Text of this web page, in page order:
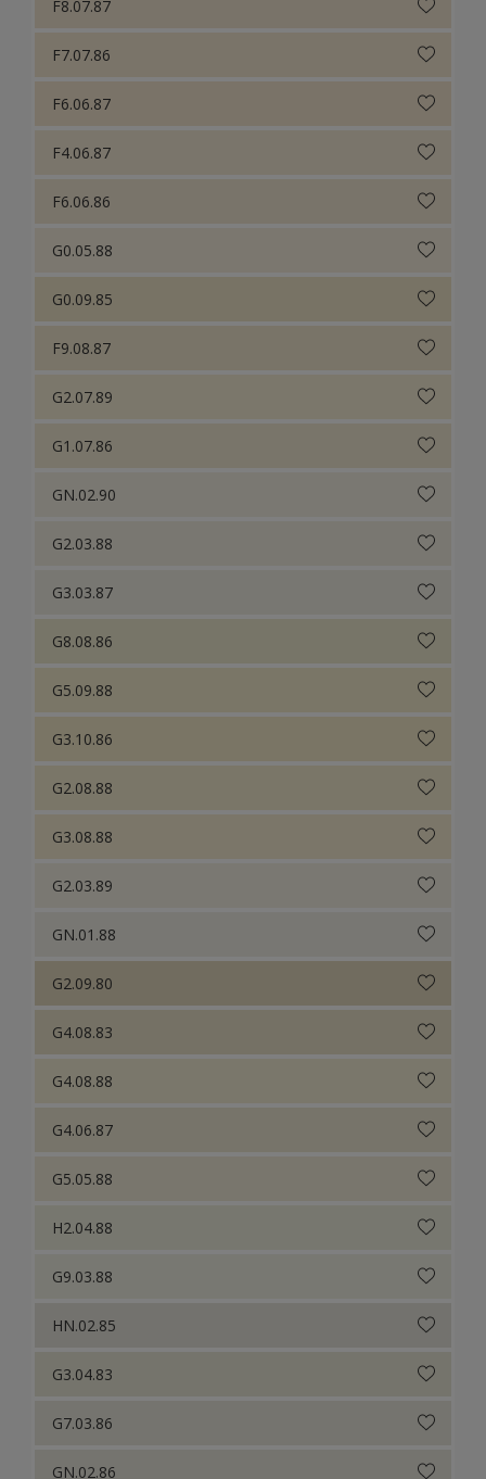
F8.07.87
F7.07.86
F6.06.87
F4.06.87
F6.06.86
G0.05.88
G0.09.85
F9.08.87
G2.07.89
G1.07.86
GN.02.90
G2.03.88
G3.03.87
G8.08.86
G5.09.88
G3.10.86
G2.08.88
G3.08.88
G2.03.89
GN.01.88
G2.09.80
G4.08.83
G4.08.88
G4.06.87
G5.05.88
H2.04.88
G9.03.88
HN.02.85
G3.04.83
G7.03.86
GN.02.86